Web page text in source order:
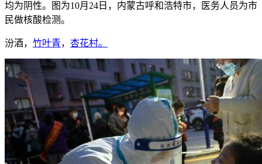
均为阴性。图为10月24日，内蒙古呼和浩特市，医务人员为市
民做核酸检测。
汾酒， 竹叶青， 杏花村。